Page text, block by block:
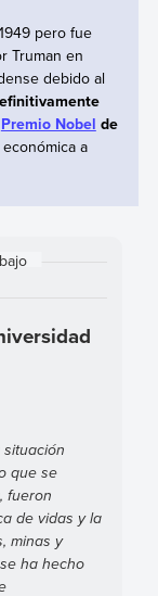
pero fue
Truman en
debido al
Premio Nobel de
a
que se
fueron
de vidas y la
minas y
ha hecho